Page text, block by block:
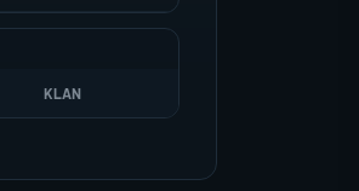
KLAN